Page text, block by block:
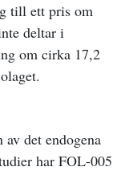
till ett pris om
deltar i
om cirka 17,2
det endogena
har FOL-005